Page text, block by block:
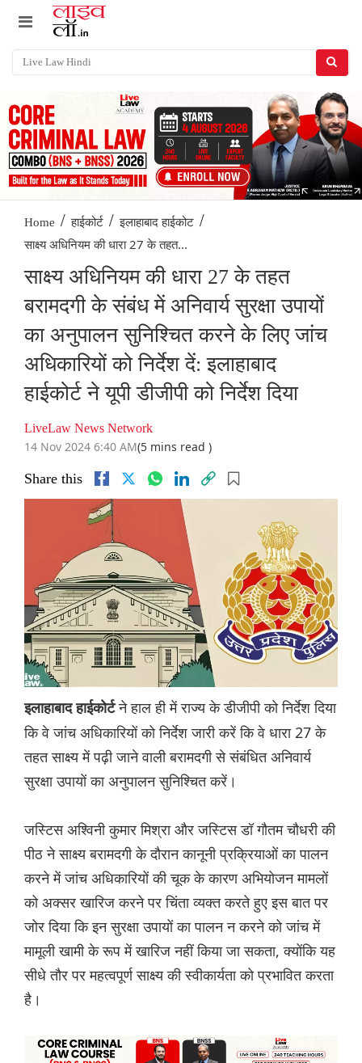
Home / हाईकोर्ट / इलाहाबाद हाईकोट /
साक्ष्य अधिनियम की धारा 27 के तहत...
साक्ष्य अधिनियम की धारा 27 के तहत
बरामदगी के संबंध में अनिवार्य सुरक्षा उपायों
का अनुपालन सुनिश्चित करने के लिए जांच
अधिकारियों को निर्देश दें: इलाहाबाद
हाईकोर्ट ने यूपी डीजीपी को निर्देश दिया
LiveLaw News Network
14 Nov 2024 6:40 AM(5 mins read )
Share this
इलाहाबाद हाईकोर्टने हाल ही में राज्य के डीजीपी को निर्देश दिया
कि वे जांच अधिकारियों को निर्देश जारी करें कि वे धारा 27 के
तहत साक्ष्य में पढ़ी जाने वाली बरामदगी से संबंधित अनिवार्य
सुरक्षा उपायों का अनुपालन सुनिश्चित करें।
जस्टिस अश्विनी कुमार मिश्रा और जस्टिस डॉ गौतम चौधरी की
पीठ ने साक्ष्य बरामदगी के दौरान कानूनी प्रक्रियाओं का पालन
करने में जांच अधिकारियों की चूक के कारण अभियोजन मामलों
को अक्सर खारिज करने पर चिंता व्यक्त करते हुए इस बात पर
जोर दिया कि इन सुरक्षा उपायों का पालन न करने को जांच में
मामूली खामी के रूप में खारिज नहीं किया जा सकता, क्योंकि यह
सीधे तौर पर महत्वपूर्ण साक्ष्य की स्वीकार्यता को प्रभावित करता
है।